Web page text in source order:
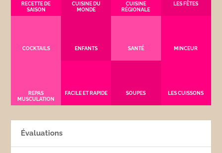
RECETTE DE
SAISON
CUISINE DU
MONDE
CUISINE
RÉGIONALE
LES FÊTES
COCKTAILS ENFANTS SANTÉ MINCEUR
REPAS
MUSCULATION
FACILE ET RAPIDE SOUPES LES CUISSONS
Évaluations